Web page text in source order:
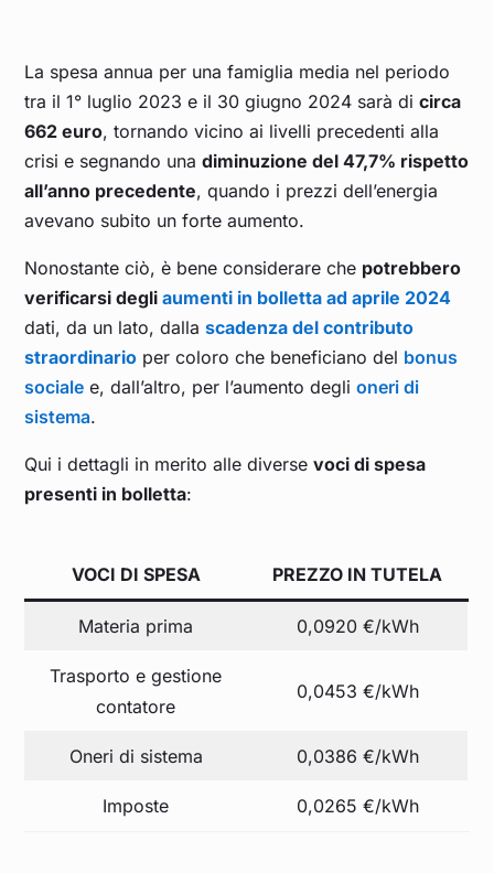
La spesa annua per una famiglia media nel periodo
tra il 1° luglio 2023 e il 30 giugno 2024 sarà dicirca
662 euro, tornando vicino ai livelli precedenti alla
crisi e segnando unadiminuzione del 47,7% rispetto
all’anno precedente, quando i prezzi dell’energia
avevano subito un forte aumento.
Nonostante ciò, è bene considerare che potrebbero
verificarsi degliaumenti in bolletta ad aprile 2024
dati, da un lato, dallascadenza del contributo
straordinario per coloro che beneficiano del bonus
sociale e, dall’altro, per l’aumento deglioneri di
sistema.
Qui i dettagli in merito alle diversevoci di spesa
presenti in bolletta:
VOCI DI SPESA PREZZO IN TUTELA
Materia prima 0,0920 €/kWh
Trasporto e gestione
contatore
0,0453 €/kWh
Oneri di sistema 0,0386 €/kWh
Imposte 0,0265 €/kWh